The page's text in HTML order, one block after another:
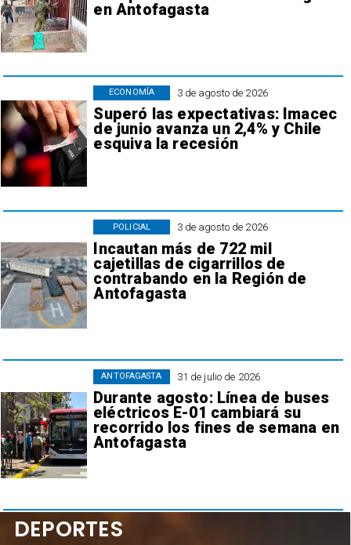
en Antofagasta
3 de agosto de 2026
Superó las expectativas: Imacec
de junio avanza un 2,4% y Chile
esquiva la recesión
ECONOMÍA
3 de agosto de 2026
Incautan más de 722 mil
cajetillas de cigarrillos de
contrabando en la Región de
Antofagasta
POLICIAL
31 de julio de 2026
Durante agosto: Línea de buses
eléctricos E-01 cambiará su
recorrido los fines de semana en
Antofagasta
ANTOFAGASTA
DEPORTES